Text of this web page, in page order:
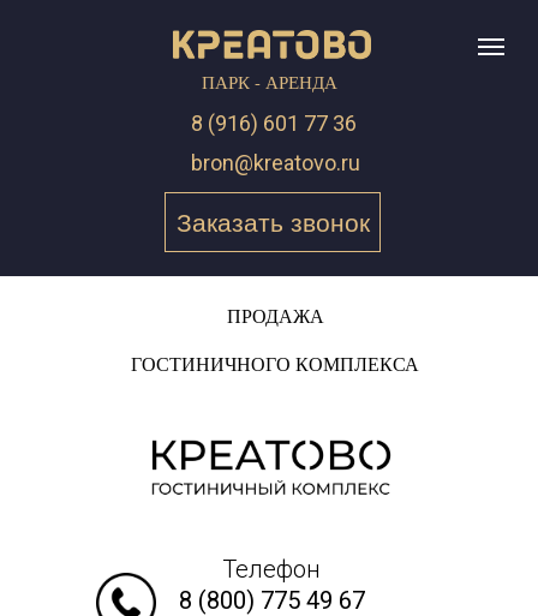
8 (916) 601 77 36
Заказать звонок
ПАРК - АРЕНДА
bron@kreatovo.ru
ПРОДАЖА
ГОСТИНИЧНОГО КОМПЛЕКСА
Телефон
8 (800) 775 49 67